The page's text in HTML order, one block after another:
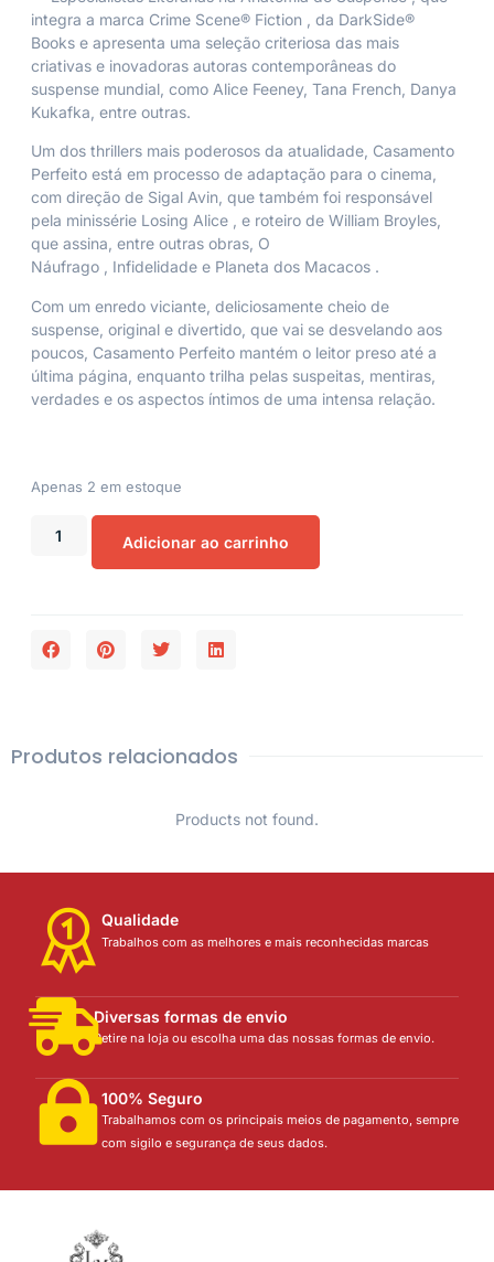
integra a marca Crime Scene® Fiction , da DarkSide®
Books e apresenta uma seleção criteriosa das mais
criativas e inovadoras autoras contemporâneas do
suspense mundial, como Alice Feeney, Tana French, Danya
Kukafka, entre outras.
Um dos thrillers mais poderosos da atualidade, Casamento
Perfeito está em processo de adaptação para o cinema,
com direção de Sigal Avin, que também foi responsável
pela minissérie Losing Alice , e roteiro de William Broyles,
que assina, entre outras obras, O
Náufrago
Infidelidade e Planeta dos Macacos .
Com um enredo viciante, deliciosamente cheio de
suspense, original e divertido, que vai se desvelando aos
poucos, Casamento Perfeito mantém o leitor preso até a
última página, enquanto trilha pelas suspeitas, mentiras,
verdades e os aspectos íntimos de uma intensa relação.
Apenas 2 em estoque
Adicionar ao carrinho
Produtos relacionados
Products not found.
Qualidade
Trabalhos com as melhores e mais reconhecidas marcas
Diversas formas de envio
Retire na loja ou escolha uma das nossas formas de envio.
100% Seguro
Trabalhamos com os principais meios de pagamento, sempre
com sigilo e segurança de seus dados.